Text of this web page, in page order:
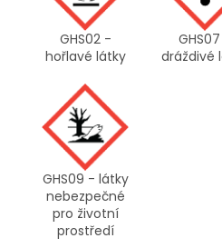
GHS02 -
hořlavé látky
dráždivé
GHS09 - látky
nebezpečné
pro životní
prostředí